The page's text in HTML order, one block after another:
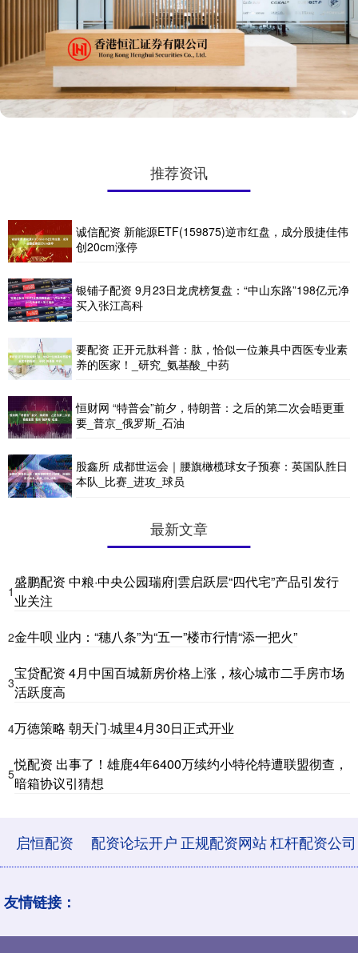
推荐资讯
诚信配资 新能源ETF(159875)逆市红盘，成分股捷佳伟
创20cm涨停
银铺子配资 9月23日龙虎榜复盘：“中山东路”198亿元净
买入张江高科
要配资 正开元肽科普：肽，恰似一位兼具中西医专业素
养的医家！_研究_氨基酸_中药
恒财网 “特普会”前夕，特朗普：之后的第二次会晤更重
要_普京_俄罗斯_石油
股鑫所 成都世运会｜腰旗橄榄球女子预赛：英国队胜日
本队_比赛_进攻_球员
最新文章
1
盛鹏配资 中粮·中央公园瑞府|雲启跃层“四代宅”产品引发行
业关注
2金牛呗 业内：“穗八条”为“五一”楼市行情“添一把火”
3
宝贷配资 4月中国百城新房价格上涨，核心城市二手房市场
活跃度高
4万德策略 朝天门·城里4月30日正式开业
5
悦配资 出事了！雄鹿4年6400万续约小特伦特遭联盟彻查，
暗箱协议引猜想
启恒配资 配资论坛开户 正规配资网站杠杆配资公司
友情链接：